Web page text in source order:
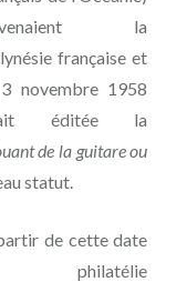
la
française et
novembre 1958
éditée la
de la guitare ou
statut.
de cette date
philatélie